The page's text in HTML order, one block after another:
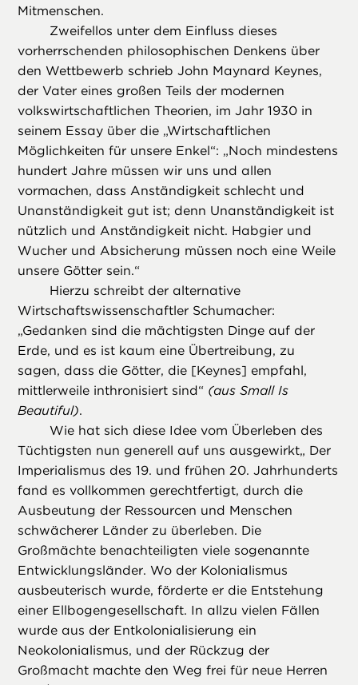
Mitmenschen.
Zweifellos unter dem Einfluss dieses
vorherrschenden philosophischen Denkens über
den Wettbewerb schrieb John Maynard Keynes,
der Vater eines großen Teils der modernen
volkswirtschaftlichen Theorien, im Jahr 1930 in
seinem Essay über die „Wirtschaftlichen
Möglichkeiten für unsere Enkel“: „Noch mindestens
hundert Jahre müssen wir uns und allen
vormachen, dass Anständigkeit schlecht und
Unanständigkeit gut ist; denn Unanständigkeit ist
nützlich und Anständigkeit nicht. Habgier und
Wucher und Absicherung müssen noch eine Weile
unsere Götter sein.“
Hierzu schreibt der alternative
Wirtschaftswissenschaftler Schumacher:
„Gedanken sind die mächtigsten Dinge auf der
Erde, und es ist kaum eine Übertreibung, zu
sagen, dass die Götter, die [Keynes] empfahl,
mittlerweile inthronisiert sind“ (aus Small Is
Beautiful).
Wie hat sich diese Idee vom Überleben des
Tüchtigsten nun generell auf uns ausgewirkt„ Der
Imperialismus des 19. und frühen 20. Jahrhunderts
fand es vollkommen gerechtfertigt, durch die
Ausbeutung der Ressourcen und Menschen
schwächerer Länder zu überleben. Die
Großmächte benachteiligten viele sogenannte
Entwicklungsländer. Wo der Kolonialismus
ausbeuterisch wurde, förderte er die Entstehung
einer Ellbogengesellschaft. In allzu vielen Fällen
wurde aus der Entkolonialisierung ein
Neokolonialismus, und der Rückzug der
Großmacht machte den Weg frei für neue Herren